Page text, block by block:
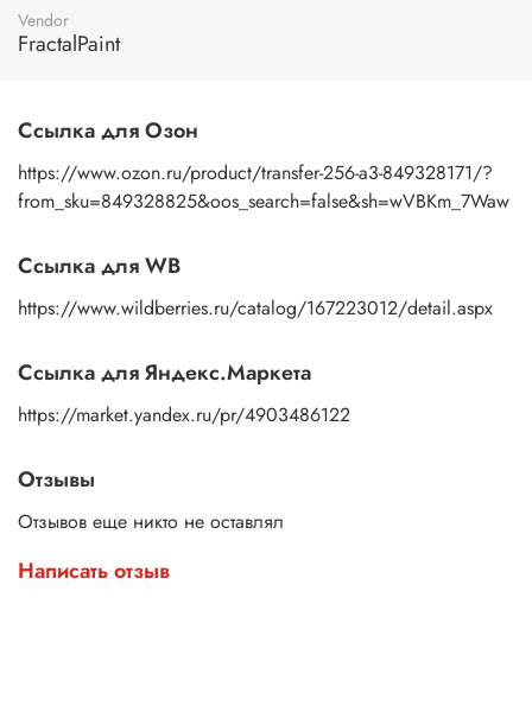
пальцами бумажную основу, сдвигаете ее на себя.
Рисунок остается на изделии. Сразу после нанесения
подойдет акриловый лак на водной основе, матовый,
глянцевый, полуглянцевый.
Vendor
FractalPaint
Ссылка для Озон
https://www.ozon.ru/product/transfer-256-a3-849328171/?
from_sku=849328825&oos_search=false&sh=wVBKm_7Waw
Ссылка для WB
https://www.wildberries.ru/catalog/167223012/detail.aspx
Ссылка для Яндекс.Маркета
https://market.yandex.ru/pr/4903486122
Отзывы
Отзывов еще никто не оставлял
Написать отзыв